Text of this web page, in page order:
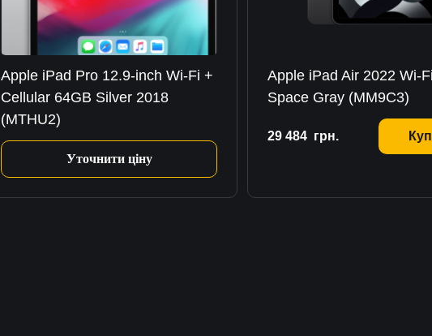
Apple iPad Pro 12.9-inch Wi-Fi +
Cellular 64GB Silver 2018
(MTHU2)
Уточнити ціну
Apple iPad Air 2022 Wi-
Space Gray (MM9C3)
29 484 грн.